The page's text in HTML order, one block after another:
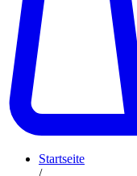
Startseite
/